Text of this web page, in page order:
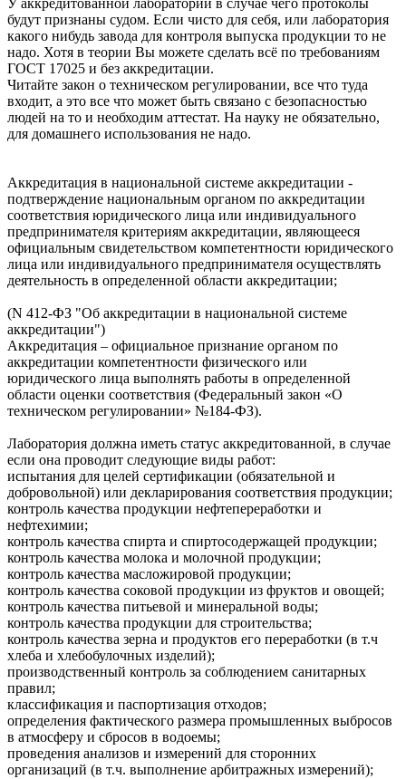
У аккредитованной лаборатории в случае чего протоколы
будут признаны судом. Если чисто для себя, или лаборатория
какого нибудь завода для контроля выпуска продукции то не
надо. Хотя в теории Вы можете сделать всё по требованиям
ГОСТ 17025 и без аккредитации.
Читайте закон о техническом регулировании, все что туда
входит, а это все что может быть связано с безопасностью
людей на то и необходим аттестат. На науку не обязательно,
для домашнего использования не надо.
Аккредитация в национальной системе аккредитации -
подтверждение национальным органом по аккредитации
соответствия юридического лица или индивидуального
предпринимателя критериям аккредитации, являющееся
официальным свидетельством компетентности юридического
лица или индивидуального предпринимателя осуществлять
деятельность в определенной области аккредитации;
(N 412-ФЗ "Об аккредитации в национальной системе
аккредитации")
Аккредитация – официальное признание органом по
аккредитации компетентности физического или
юридического лица выполнять работы в определенной
области оценки соответствия (Федеральный закон «О
техническом регулировании» №184-ФЗ).
Лаборатория должна иметь статус аккредитованной, в случае
если она проводит следующие виды работ:
испытания для целей сертификации (обязательной и
добровольной) или декларирования соответствия продукции;
контроль качества продукции нефтепереработки и
нефтехимии;
контроль качества спирта и спиртосодержащей продукции;
контроль качества молока и молочной продукции;
контроль качества масложировой продукции;
контроль качества соковой продукции из фруктов и овощей;
контроль качества питьевой и минеральной воды;
контроль качества продукции для строительства;
контроль качества зерна и продуктов его переработки (в т.ч
хлеба и хлебобулочных изделий);
производственный контроль за соблюдением санитарных
правил;
классификация и паспортизация отходов;
определения фактического размера промышленных выбросов
в атмосферу и сбросов в водоемы;
проведения анализов и измерений для сторонних
организаций (в т.ч. выполнение арбитражных измерений);